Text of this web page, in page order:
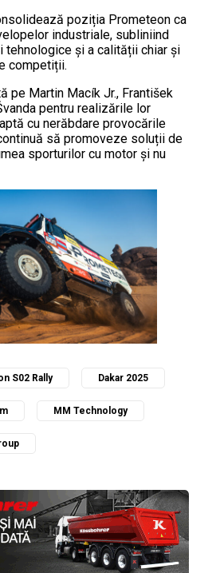
poziția Prometeon ca
industriale, subliniind
tehnologice și a calității chiar și
competiții.
pe Martin Macík Jr., František
pentru realizările lor
cu nerăbdare provocările
să promoveze soluții de
sporturilor cu motor și nu
S02 Rally Dakar 2025
MM Technology